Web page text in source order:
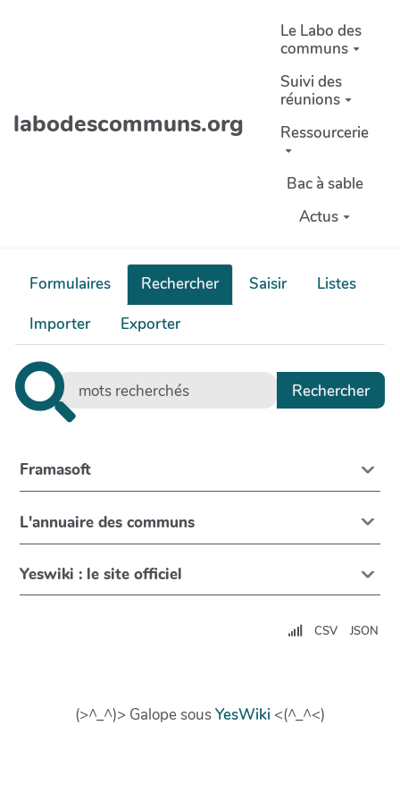
labodescommuns.org
Le Labo des
communs
Suivi des
réunions
Ressourcerie
Bac à sable
Actus
Formulaires Rechercher Saisir
Listes
Importer
Exporter
Framasoft
L'annuaire des communs
Yeswiki : le site officiel
CSV JSON
(>^_^)> Galope sousYesWiki <(^_^<)